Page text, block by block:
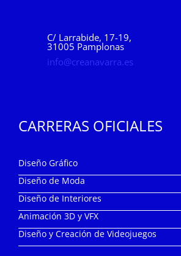
C/ Larrabide, 17-19,
31005 Pamplonas
info@creanavarra.es
CARRERAS OFICIALES
Diseño Gráfico
Diseño de Moda
Diseño de Interiores
Animación 3D y VFX
Diseño y Creación de Videojuegos